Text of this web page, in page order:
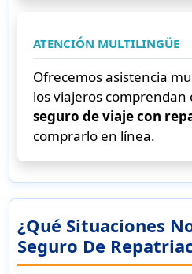
ATENCIÓN MULTILINGÜE
Ofrecemos asistencia
los viajeros
seguro de viaje con
comprarlo en línea.
¿Qué Situaciones
Seguro De